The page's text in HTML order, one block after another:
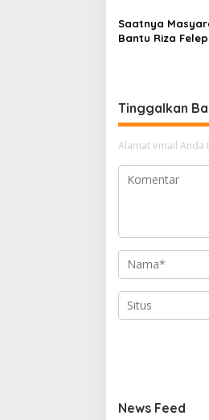
o
s
Saatnya
Bantu Riza
Tinggalkan
Alamat email Anda
News Feed